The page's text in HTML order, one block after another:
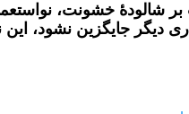
شالودۀ خشونت،
دیگر جایگزین نشود، این